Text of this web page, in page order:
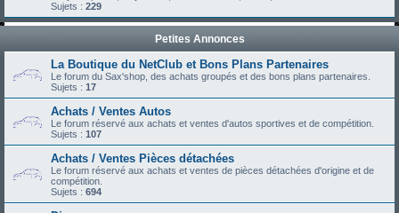
Sujets : 229
Petites Annonces
La Boutique du NetClub et Bons Plans Partenaires
Le forum du Sax'shop, des achats groupés et des bons plans partenaires.
Sujets : 17
Achats / Ventes Autos
Le forum réservé aux achats et ventes d'autos sportives et de compétition.
Sujets : 107
Achats / Ventes Pièces détachées
Le forum réservé aux achats et ventes de pièces détachées d'origine et de
compétition.
Sujets : 694